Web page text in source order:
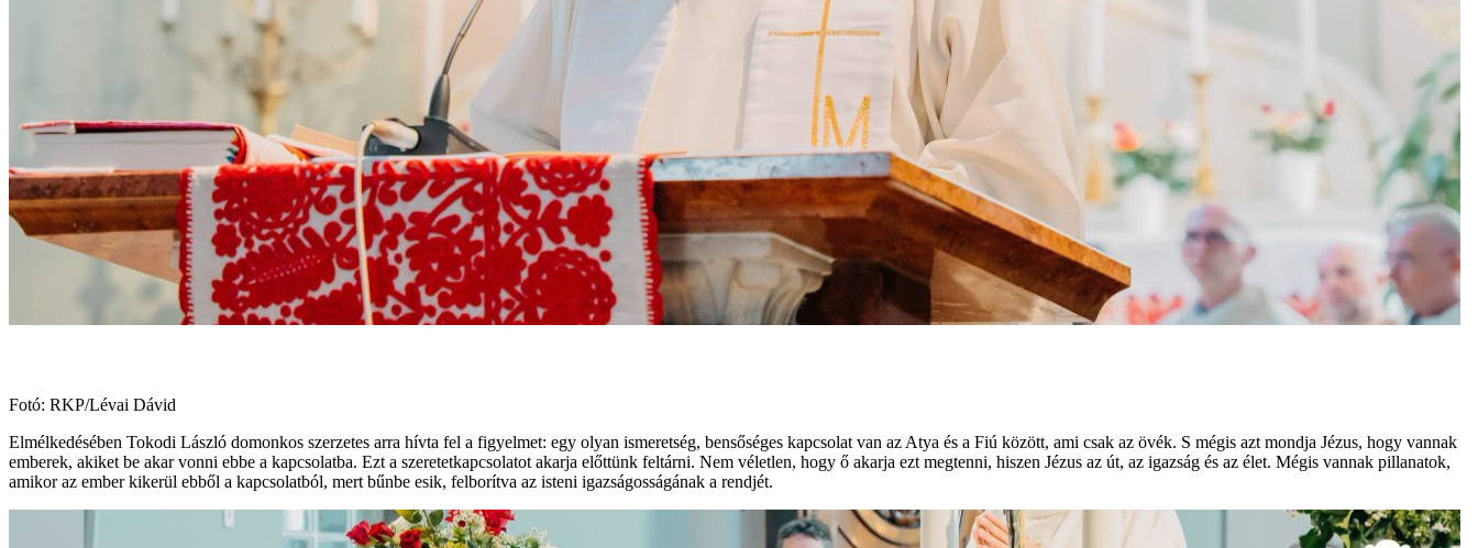
Fotó: RKP/Lévai Dávid
Elmélkedésében Tokodi László domonkos szerzetes arra hívta fel a figyelmet: egy olyan ismeretség, bensőséges kapcsolat van az Atya és a Fiú között, ami csak az övék. S mégis azt mondja Jézus, hogy vannak
emberek, akiket be akar vonni ebbe a kapcsolatba. Ezt a szeretetkapcsolatot akarja előttünk feltárni. Nem véletlen, hogy ő akarja ezt megtenni, hiszen Jézus az út, az igazság és az élet. Mégis vannak pillanatok,
amikor az ember kikerül ebből a kapcsolatból, mert bűnbe esik, felborítva az isteni igazságosságának a rendjét.